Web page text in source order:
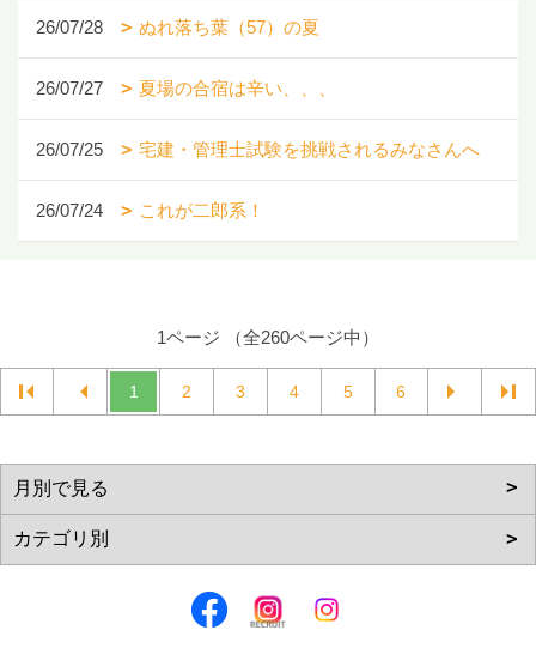
26/07/28 ぬれ落ち葉（57）の夏
26/07/27 夏場の合宿は辛い、、、
26/07/25 宅建・管理士試験を挑戦されるみなさんへ
26/07/24 これが二郎系！
1ページ （全260ページ中）
1 2 3 4 5 6